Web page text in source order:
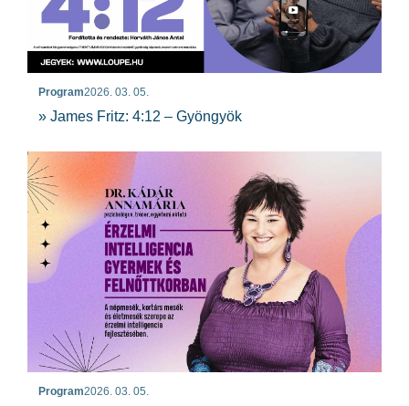
Program2026. 03. 05.
» James Fritz: 4:12 – Gyöngyök
Program2026. 03. 05.